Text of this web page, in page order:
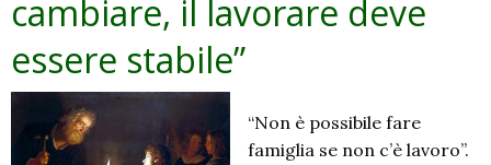
cambiare, il lavorare deve
essere stabile”
“Non è possibile fare
famiglia se non c’è lavoro”.